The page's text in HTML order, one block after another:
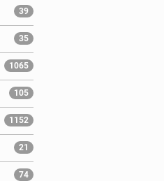
39
35
1065
105
1152
21
74